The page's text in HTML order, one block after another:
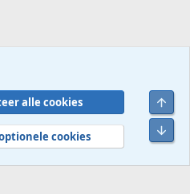
Privacybeleid Help
R
S
alle cookies
cookies